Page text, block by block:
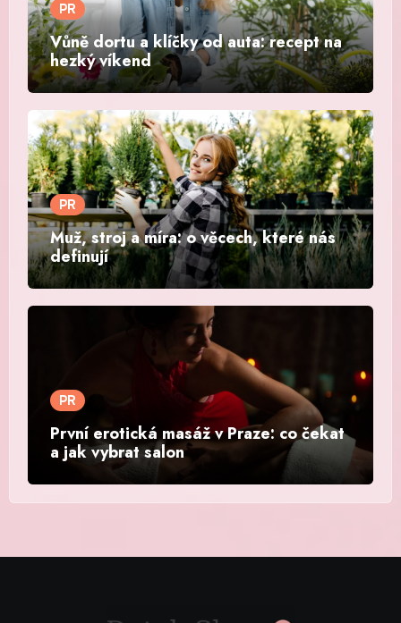
PR
Vůně dortu a klíčky od auta: recept na
hezký víkend
PR
Muž, stroj a míra: o věcech, které nás
definují
PR
První erotická masáž v Praze: co čekat
a jak vybrat salon